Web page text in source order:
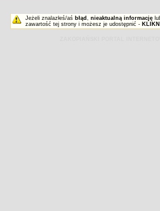
Jeżeli znalazłeś/aś błąd , nieaktualną informację
zawartość tej strony i możesz je udostępnić -